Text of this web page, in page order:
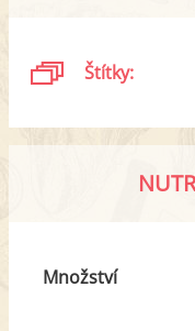
Štítky:
Množství